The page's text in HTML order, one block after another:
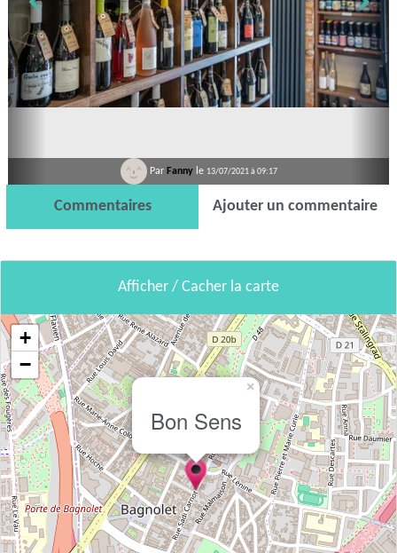
Par Fanny le 13/07/2021 à 09:17
Commentaires Ajouter un commentaire
Afficher / Cacher la carte
Bon Sens
×
+
−